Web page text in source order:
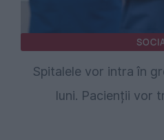
Spitalele vor intra în
luni. Pacienții vor